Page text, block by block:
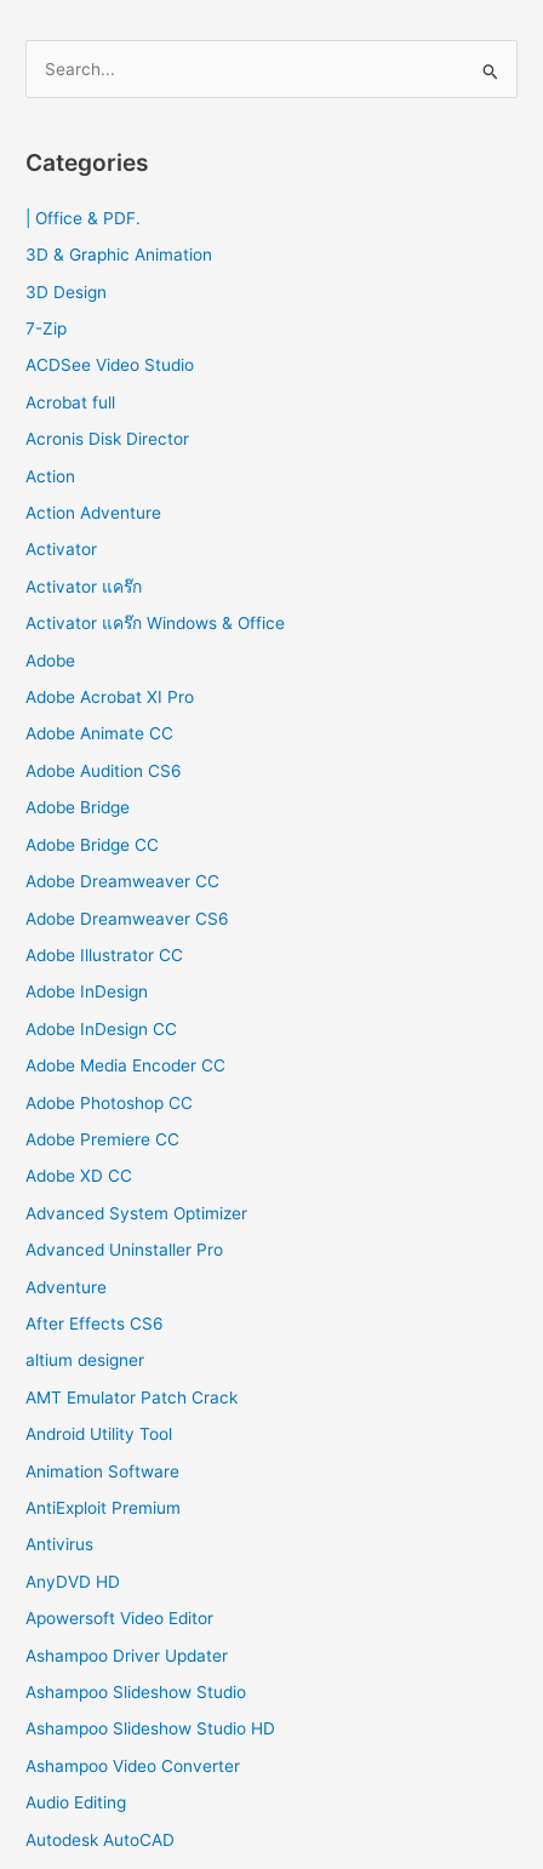
จาก
Microsoft
2023
r
f
o
Categories
| Office & PDF.
3D & Graphic Animation
3D Design
7-Zip
ACDSee Video Studio
Acrobat full
Acronis Disk Director
Action
Action Adventure
Activator
Activator แคร๊ก
Activator แคร๊ก Windows & Office
Adobe
Adobe Acrobat XI Pro
Adobe Animate CC
Adobe Audition CS6
Adobe Bridge
Adobe Bridge CC
Adobe Dreamweaver CC
Adobe Dreamweaver CS6
Adobe Illustrator CC
Adobe InDesign
Adobe InDesign CC
Adobe Media Encoder CC
Adobe Photoshop CC
Adobe Premiere CC
Adobe XD CC
Advanced System Optimizer
Advanced Uninstaller Pro
Adventure
After Effects CS6
altium designer
AMT Emulator Patch Crack
Android Utility Tool
Animation Software
AntiExploit Premium
Antivirus
AnyDVD HD
Apowersoft Video Editor
Ashampoo Driver Updater
Ashampoo Slideshow Studio
Ashampoo Slideshow Studio HD
Ashampoo Video Converter
Audio Editing
Autodesk AutoCAD